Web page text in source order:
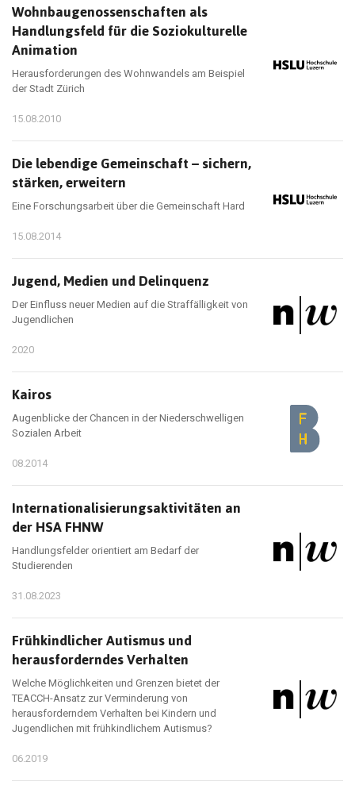
Wohnbaugenossenschaften als
Handlungsfeld für die Soziokulturelle
Animation
Herausforderungen des Wohnwandels am Beispiel
der Stadt Zürich
15.08.2010
Die lebendige Gemeinschaft – sichern,
stärken, erweitern
Eine Forschungsarbeit über die Gemeinschaft Hard
15.08.2014
Jugend, Medien und Delinquenz
Der Einfluss neuer Medien auf die Straffälligkeit von
Jugendlichen
2020
Kairos
Augenblicke der Chancen in der Niederschwelligen
Sozialen Arbeit
08.2014
Internationalisierungsaktivitäten an
der HSA FHNW
Handlungsfelder orientiert am Bedarf der
Studierenden
31.08.2023
Frühkindlicher Autismus und
herausforderndes Verhalten
Welche Möglichkeiten und Grenzen bietet der
TEACCH-Ansatz zur Verminderung von
herausforderndem Verhalten bei Kindern und
Jugendlichen mit frühkindlichem Autismus?
06.2019